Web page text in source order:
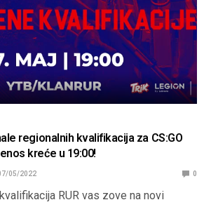
regionalnih kvalifikacija za CS:GO
kreće u 19:00!
05/2022 0
kvalifikacija RUR vas zove na novi